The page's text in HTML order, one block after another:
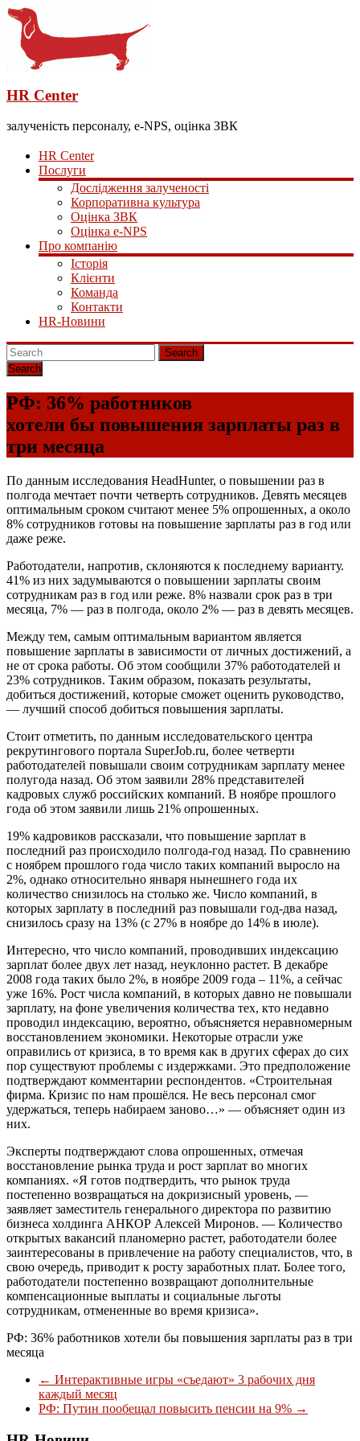
HR Center
залученість персоналу, e-NPS, оцінка ЗВК
HR Center
Послуги
Дослідження залученості
Корпоративна культура
Оцінка ЗВК
Оцінка e-NPS
Про компанію
Історія
Клієнти
Команда
Контакти
HR-Новини
Search
РФ: 36% работников
хотели бы повышения зарплаты раз в
три месяца
По данным исследования HeadHunter, о повышении раз в
полгода мечтает почти четверть сотрудников. Девять месяцев
оптимальным сроком считают менее 5% опрошенных, а около
8% сотрудников готовы на повышение зарплаты раз в год или
даже реже.
Работодатели, напротив, склоняются к последнему варианту.
41% из них задумываются о повышении зарплаты своим
сотрудникам раз в год или реже. 8% назвали срок раз в три
месяца, 7% — раз в полгода, около 2% — раз в девять месяцев.
Между тем, самым оптимальным вариантом является
повышение зарплаты в зависимости от личных достижений, а
не от срока работы. Об этом сообщили 37% работодателей и
23% сотрудников. Таким образом, показать результаты,
добиться достижений, которые сможет оценить руководство,
— лучший способ добиться повышения зарплаты.
Стоит отметить, по данным исследовательского центра
рекрутингового портала SuperJob.ru, более четверти
работодателей повышали своим сотрудникам зарплату менее
полугода назад. Об этом заявили 28% представителей
кадровых служб российских компаний. В ноябре прошлого
года об этом заявили лишь 21% опрошенных.
19% кадровиков рассказали, что повышение зарплат в
последний раз происходило полгода-год назад. По сравнению
с ноябрем прошлого года число таких компаний выросло на
2%, однако относительно января нынешнего года их
количество снизилось на столько же. Число компаний, в
которых зарплату в последний раз повышали год-два назад,
снизилось сразу на 13% (с 27% в ноябре до 14% в июле).
Интересно, что число компаний, проводивших индексацию
зарплат более двух лет назад, неуклонно растет. В декабре
2008 года таких было 2%, в ноябре 2009 года – 11%, а сейчас
уже 16%. Рост числа компаний, в которых давно не повышали
зарплату, на фоне увеличения количества тех, кто недавно
проводил индексацию, вероятно, объясняется неравномерным
восстановлением экономики. Некоторые отрасли уже
оправились от кризиса, в то время как в других сферах до сих
пор существуют проблемы с издержками. Это предположение
подтверждают комментарии респондентов. «Строительная
фирма. Кризис по нам прошёлся. Не весь персонал смог
удержаться, теперь набираем заново…» — объясняет один из
них.
Эксперты подтверждают слова опрошенных, отмечая
восстановление рынка труда и рост зарплат во многих
компаниях. «Я готов подтвердить, что рынок труда
постепенно возвращаться на докризисный уровень, —
заявляет заместитель генерального директора по развитию
бизнеса холдинга АНКОР Алексей Миронов. — Количество
открытых вакансий планомерно растет, работодатели более
заинтересованы в привлечение на работу специалистов, что, в
свою очередь, приводит к росту заработных плат. Более того,
работодатели постепенно возвращают дополнительные
компенсационные выплаты и социальные льготы
сотрудникам, отмененные во время кризиса».
РФ: 36% работников хотели бы повышения зарплаты раз в три
месяца
← Интерактивные игры «съедают» 3 рабочих дня
каждый месяц
РФ: Путин пообещал повысить пенсии на 9% →